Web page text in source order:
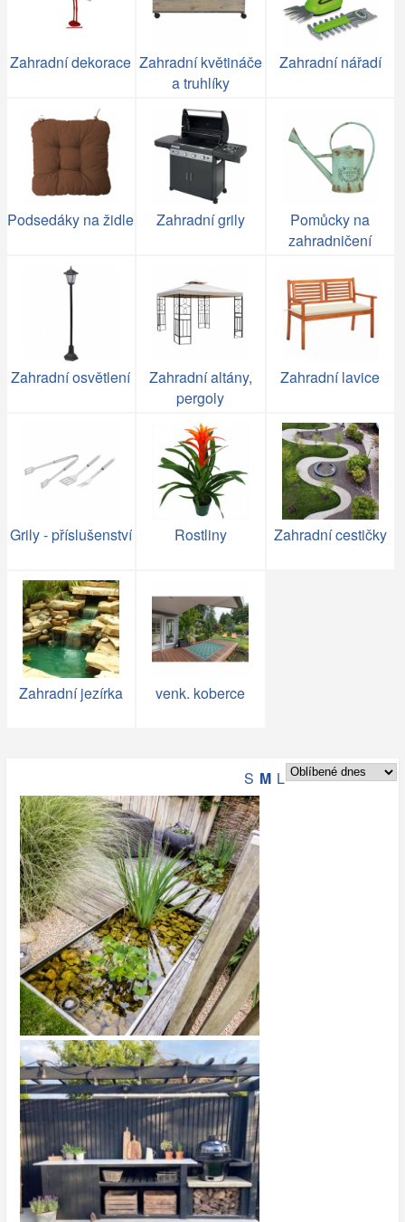
Zahradní dekorace Zahradní květináče
a truhlíky
Zahradní nářadí
Podsedáky na židle Zahradní grily
Pomůcky na
zahradničení
Zahradní osvětlení
Zahradní altány,
pergoly
Zahradní lavice
Grily - příslušenství Rostliny Zahradní cestičky
Zahradní jezírka venk. koberce
S M L